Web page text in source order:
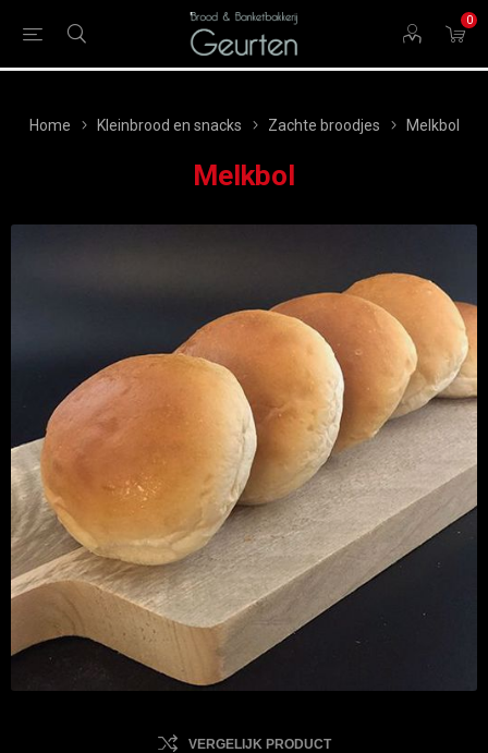
0
Home Kleinbrood en snacks Zachte broodjes Melkbol
Melkbol
VERGELIJK PRODUCT